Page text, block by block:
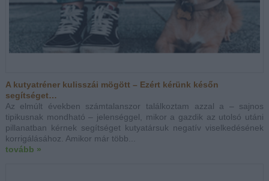
A kutyatréner kulisszái mögött – Ezért kérünk későn
segítséget…
Az elmúlt években számtalanszor találkoztam azzal a – sajnos
tipikusnak mondható – jelenséggel, mikor a gazdik az utolsó utáni
pillanatban kérnek segítséget kutyatársuk negatív viselkedésének
korrigálásához. Amikor már több...
tovább »